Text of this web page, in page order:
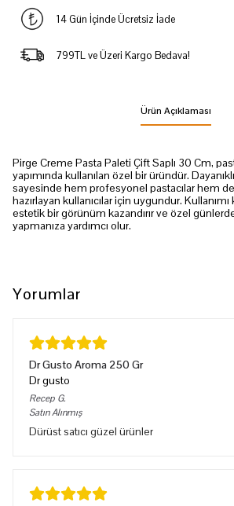
14 Gün İçinde Ücretsiz İade
799TL ve Üzeri Kargo Bedava!
Ürün Açıklaması
Pirge Creme Pasta Paleti Çift Saplı 30 Cm,
yapımında kullanılan özel bir üründür.
sayesinde hem profesyonel pastacılar hem
hazırlayan kullanıcılar için uygundur. Kullanımı
estetik bir görünüm kazandırır ve özel
yapmanıza yardımcı olur.
Yorumlar
Dr Gusto Aroma 250 Gr
Dr gusto
Recep G.
Satın Alınmış
Dürüst satıcı güzel ürünler